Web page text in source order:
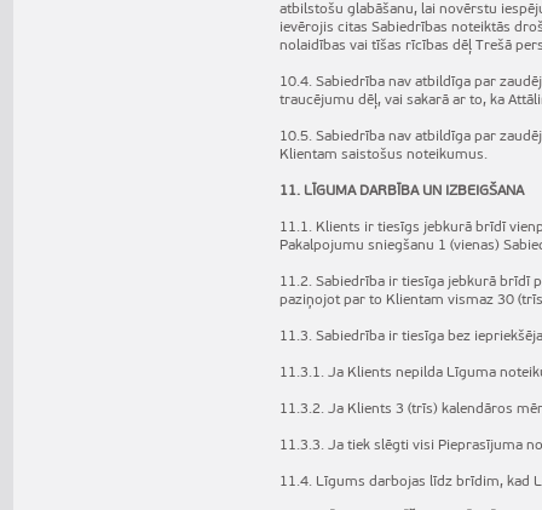
atbilstošu glabāšanu, lai novērstu
ievērojis citas Sabiedrības noteiktās
nolaidības vai tīšas rīcības dēļ Trešā
10.4. Sabiedrība nav atbildīga par
traucējumu dēļ, vai sakarā ar to, ka
10.5. Sabiedrība nav atbildīga par
Klientam saistošus noteikumus.
11. LĪGUMA DARBĪBA UN IZBEIGŠANA
11.1. Klients ir tiesīgs jebkurā brīdī
Pakalpojumu sniegšanu 1 (vienas)
11.2. Sabiedrība ir tiesīga jebkurā brīdī
paziņojot par to Klientam vismaz 30
11.3. Sabiedrība ir tiesīga bez
11.3.1. Ja Klients nepilda Līguma
11.3.2. Ja Klients 3 (trīs) kalendāros
11.3.3. Ja tiek slēgti visi Pieprasījuma
11.4. Līgums darbojas līdz brīdim, kad